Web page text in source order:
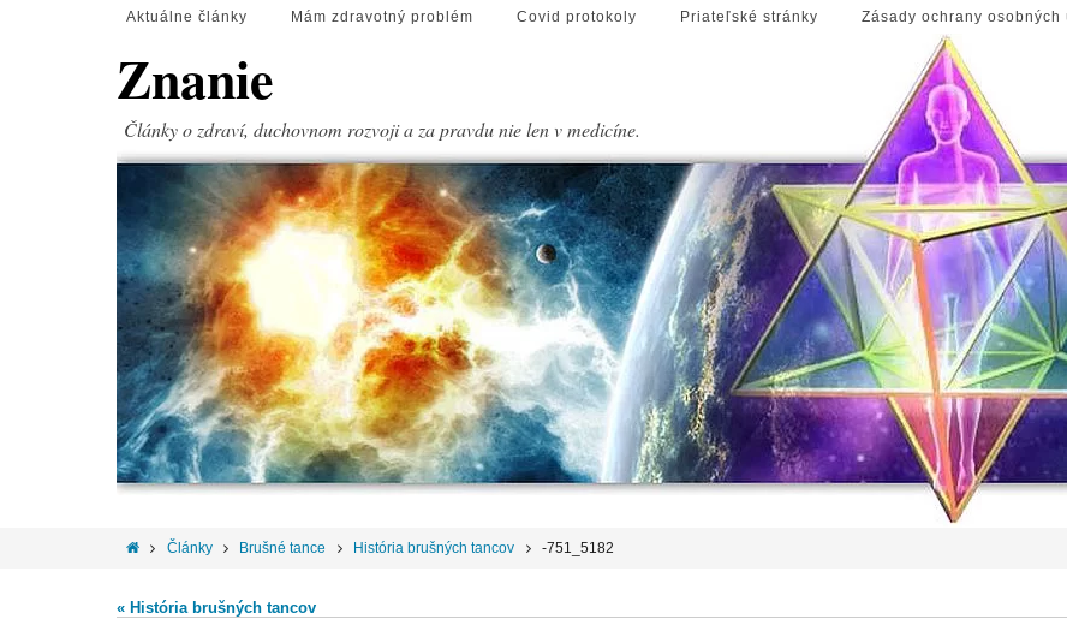
Aktuálne články Mám zdravotný problém Covid protokoly Priateľské stránky Zásady ochrany osobných
Znanie
Články o zdraví, duchovnom rozvoji a za pravdu nie len v medicíne.
Články Brušné tance História brušných tancov -751_5182
« História brušných tancov